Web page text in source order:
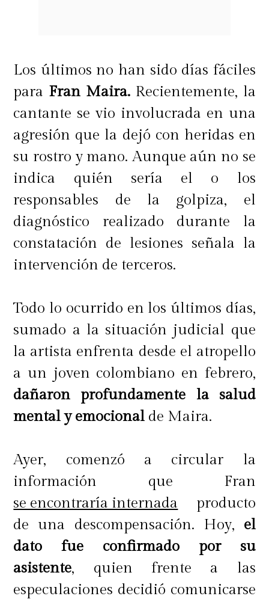
de cómo estoy, ha sido una gran
compañía, alguien fundamental en
esta recuperación. Para es muy
difícil no estar hoy con ellos, así que
intento estar presente con
mensajitos, con WhatsApp, porque
sé lo importante que es esto. No es
fácil no estar, pero sé las
capacidades que tiene Carmen y el
equipo. Ojalá que sí, quiero sanarme
familia y volver a hacer la pega que
me encanta, mi trabajo me gusta
mucho. L
o paso muy bien y lo echo
mucho de menos, sobre todo ahora
que me siento mejor. Cuando uno se
siente muy mal, no piensa en nada
más que en sentirse bien.
bien intenso ver que el mundo sigue
funcionando y uno está
esperándolo. Afortunadamente,
tengo una familia y amigos bacanes
que me han hecho sentir que ahí
van a estar cuando pueda volver"
concluyó.
Los últimos no han sido días fáciles
para Fran Maira.Recientemente, la
cantante se vio involucrada en una
agresión que la dejó con heridas en
su rostro y mano. Aunque aún no se
indica quién sería el o los
responsables de la golpiza, el
diagnóstico realizado durante la
constatación de lesiones señala la
intervención de terceros.
Todo lo ocurrido en los últimos días,
sumado a la situación judicial que
la artista enfrenta desde el atropello
a un joven colombiano en febrero,
dañaron profundamente la salud
mental y emocional de Maira.
Ayer, comenzó a circular la
información que Fran
se encontraría internada producto
de una descompensación. Hoy, el
dato fue confirmado por su
asistente, quien frente a las
especulaciones decidió comunicarse